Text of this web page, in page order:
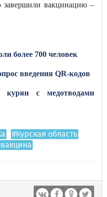
завершили вакцинацию –
более 700 человек
введения QR-кодов
курян с медотводами
#Курская область